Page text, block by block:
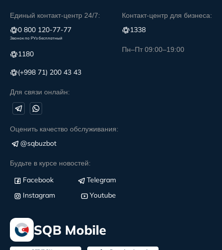
Единый контакт-центр 24/7:
0 800 120-77-77
Звонок по РУз бесплатный
1180
(+998 71) 200 43 43
Для связи онлайн:
Контакт-центр для бизнеса:
1338
Пн–Пт 09:00–19:00
Оценить качество обслуживания:
@sqbuzbot
Будьте в курсе новостей:
Facebook
Telegram
Instagram
Youtube
SQB Mobile